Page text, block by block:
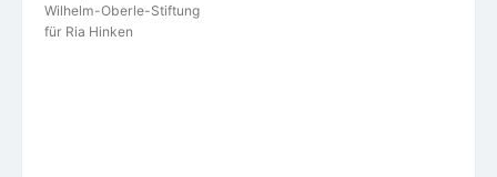
Wilhelm-Oberle-Stiftung
für Ria Hinken